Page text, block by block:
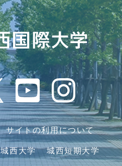
サイトの利用について
城西大学 城西短期大学